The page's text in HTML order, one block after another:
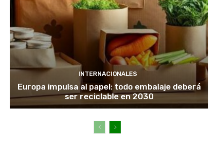
INTERNACIONALES
Europa impulsa al papel: todo embalaje deberá
ser reciclable en 2030